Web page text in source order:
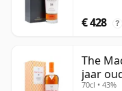
€ 428 ?
The
jaar
70cl • 43%